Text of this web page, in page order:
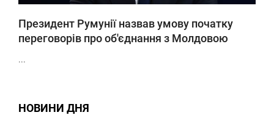
Президент Румунії назвав умову початку
переговорів про об'єднання з Молдовою
...
НОВИНИ ДНЯ